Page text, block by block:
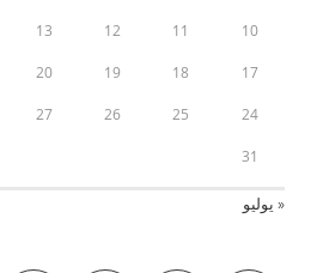
10
11
12
13
17
18
19
20
24
25
26
27
31
« يوليو